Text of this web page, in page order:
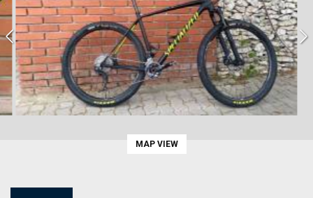
MAP VIEW